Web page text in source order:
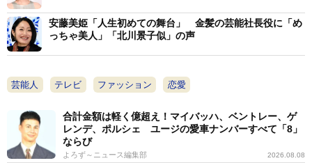
安藤美姫「人生初めての舞台」 金髪の芸能社長役に「め
っちゃ美人」「北川景子似」の声
芸能人 テレビ ファッション 恋愛
合計金額は軽く億超え！マイバッハ、ベントレー、ゲ
レンデ、ポルシェ ユージの愛車ナンバーすべて「8」
ならび
よろず～ニュース編集部 2026.08.08